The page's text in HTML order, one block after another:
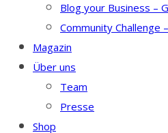
Blog your Business –
Community Challenge
Magazin
Über uns
Team
Presse
Shop